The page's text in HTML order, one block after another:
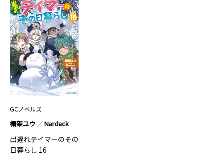
GCノベルズ
棚架ユウ Nardack
出遅れテイマーのその
日暮らし 16